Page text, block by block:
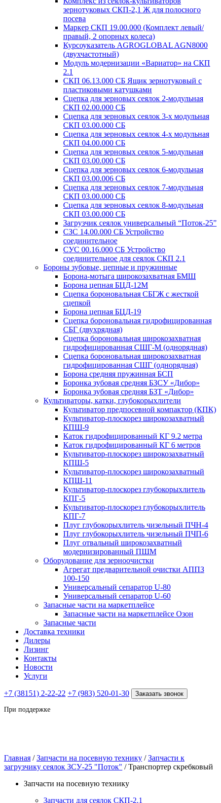
зернотуковых СКП-2,1 Ж для полосного
посева
Маркер СКП 19.00.000 (Комплект левый/
правый, 2 опорных колеса)
Курсоуказатель AGROGLOBAL AGN8000
(двухчастотный)
Модуль модернизации «Вариатор» на СКП
2.1
СКП 06.13.000 СБ Ящик зернотуковый с
пластиковыми катушками
Сцепка для зерновых сеялок 2-модульная
СКП 02.00.000 СБ
Сцепка для зерновых сеялок 3-х модульная
СКП 03.00.000 СБ
Сцепка для зерновых сеялок 4-х модульная
СКП 04.00.000 СБ
Сцепка для зерновых сеялок 5-модульная
СКП 03.00.000 СБ
Сцепка для зерновых сеялок 6-модульная
СКП 03.00.006 СБ
Сцепка для зерновых сеялок 7-модульная
СКП 03.00.000 СБ
Сцепка для зерновых сеялок 8-модульная
СКП 03.00.000 СБ
Загрузчик сеялок универсальный “Поток-25”
СЗС 14.00.000 СБ Устройство
соединительное
СУС 00.16.000 СБ Устройство
соединительное для сеялок СКП 2.1
Бороны зубовые, цепные и пружинные
Борона-мотыга широкозахватная БМШ
Борона цепная БЦД-12М
Сцепка бороновальная СБГЖ с жесткой
сцепкой
Борона цепная БЦД-19
Сцепка бороновальная гидрофицированная
СБГ (двухрядная)
Сцепка бороновальная широкозахватная
гидрофицированная СШГ-М (однорядная)
Сцепка бороновальная широкозахватная
гидрофицированная СШГ (однорядная)
Борона средняя пружинная БСП
Боронка зубовая средняя БЗСУ «Дибор»
Боронка зубовая средняя БЗТ «Дибор»
Культиваторы, катки, глубокорыхлители
Культиватор предпосевной компактор (КПК)
Культиватор-плоскорез широкозахватный
КПШ-9
Каток гидрофицированный КГ 9.2 метра
Каток гидрофицированный КГ 6 метров
Культиватор-плоскорез широкозахватный
КПШ-5
Культиватор-плоскорез широкозахватный
КПШ-11
Культиватор-плоскорез глубокорыхлитель
КПГ-5
Культиватор-плоскорез глубокорыхлитель
КПГ-7
Плуг глубокорыхлитель чизельный ПЧН-4
Плуг глубокорыхлитель чизельный ПЧП-6
Плуг отвальный широкозахватный
модернизированный ПШМ
Оборудование для зерноочистки
Агрегат предварительной очистки АППЗ
100-150
Универсальный сепаратор U-80
Универсальный сепаратор U-60
Запасные части на маркетплейсе
Запасные части на маркетплейсе Озон
Запасные части
Доставка техники
Дилеры
Лизинг
Контакты
Новости
Услуги
+7 (38151) 2-22-22 +7 (983) 520-01-30 Заказать звонок
При поддержке
Главная /Запчасти на посевную технику /Запчасти к
загрузчику сеялок ЗСУ-25 "Поток" / Транспортер скребковый
Запчасти на посевную технику
Запчасти для сеялок СКП-2.1